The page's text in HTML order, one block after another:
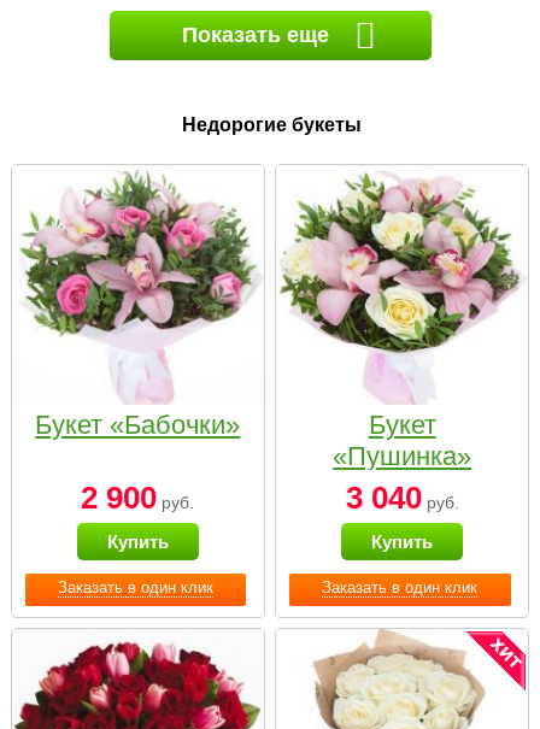
Показать еще
Недорогие букеты
Заказать в один клик
Букет «Бабочки»
2 900 руб.
Купить
Заказать в один клик
Букет
«Пушинка»
3 040руб.
Купить